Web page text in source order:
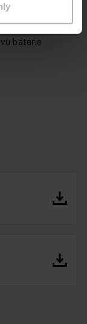
baterie